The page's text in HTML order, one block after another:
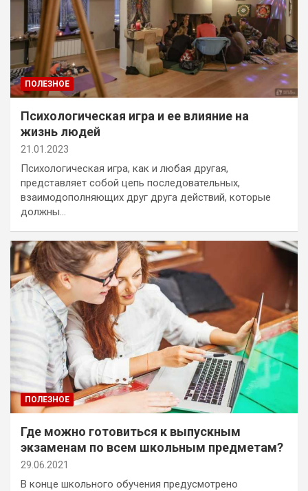
ПОЛЕЗНОЕ
Психологическая игра и ее влияние на
жизнь людей
21.01.2023
Психологическая игра, как и любая другая,
представляет собой цепь последовательных,
взаимодополняющих друг друга действий, которые
должны…
ПОЛЕЗНОЕ
Где можно готовиться к выпускным
экзаменам по всем школьным предметам?
29.06.2021
В конце школьного обучения предусмотрено